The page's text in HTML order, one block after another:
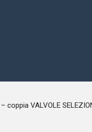
coppia VALVOLE